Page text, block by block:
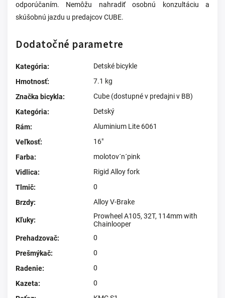
odporúčaním. Nemôžu nahradiť osobnú konzultáciu a
skúšobnú jazdu u predajcov CUBE.
Dodatočné parametre
Kategória:
Detské bicykle
Hmotnosť:
7.1 kg
Značka bicykla:
Cube (dostupné v predajni v BB)
Kategória:
Detský
Rám:
Aluminium Lite 6061
Veľkosť:
16"
Farba:
molotov´n´pink
Vidlica:
Rigid Alloy fork
Tlmič:
0
Brzdy: Alloy V-Brake
Kľuky:
Prowheel A105, 32T, 114mm with
Chainlooper
Prehadzovač:
0
Prešmýkač:
0
Radenie:
0
Kazeta:
0